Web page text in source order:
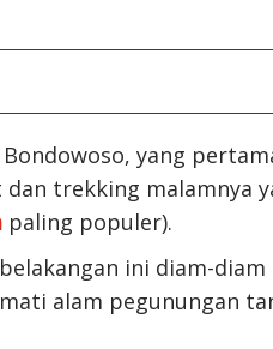
yang
dan trekking malamnya
paling populer).
ini diam-
alam pegunungan